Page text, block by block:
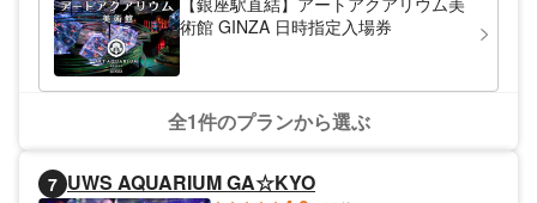
ン。これからは夏の風物詩をいつでもお楽し
みいただけます。
是非和装で行くて良いと思います👘
術館 GINZA 日時指定入場券
全1件のプランから選ぶ
7 UWS AQUARIUM GA☆KYO